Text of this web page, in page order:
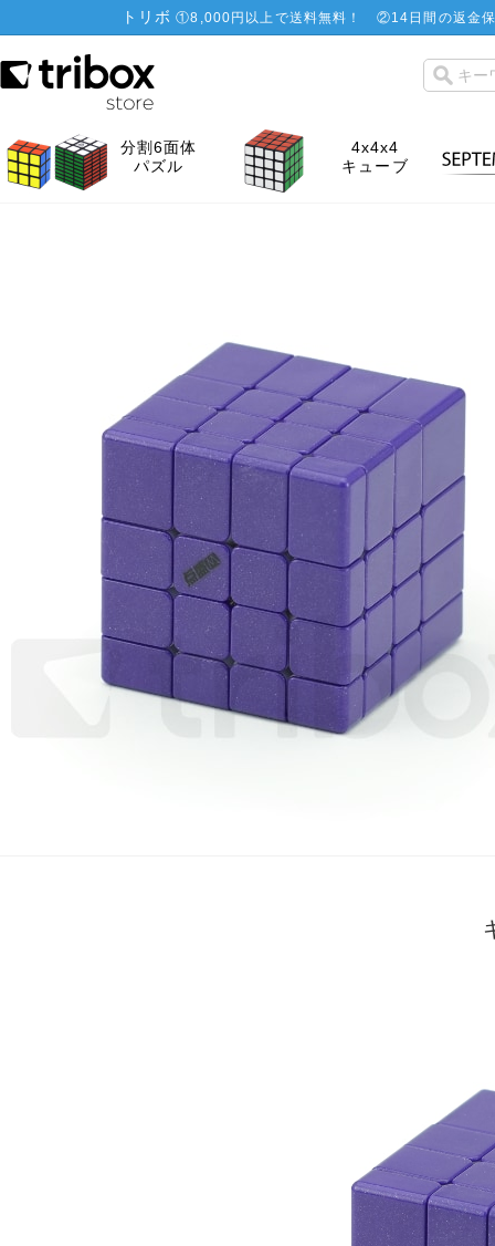
トリボ ①8,000円以上で送料無料！ ②14日間の返金
分割6面体
パズル
4x4x4
キューブ